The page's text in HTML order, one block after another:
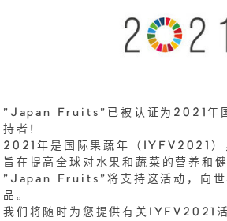
"Japan Fruits"已被认证为2021年
持者!
2021年是国际果蔬年（IYFV2021）
旨在提高全球对水果和蔬菜的营养和
"Japan Fruits"将支持这活动，向世
品。
我们将随时为您提供有关IYFV2021